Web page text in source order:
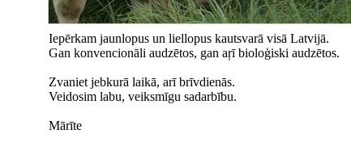
Iepērkam jaunlopus un liellopus kautsvarā visā Latvijā.
Gan konvencionāli audzētos, gan aŗī bioloģiski audzētos.
Zvaniet jebkurā laikā, arī brīvdienās.
Veidosim labu, veiksmīgu sadarbību.
Mārīte